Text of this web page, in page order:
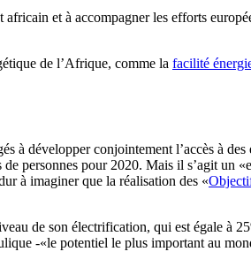
et à accompagner les efforts
de l’Afrique, comme la facilité
à développer conjointement l’accès à
personnes pour 2020. Mais il s’agit un
à imaginer que la réalisation des «
de son électrification, qui est égale à
-«le potentiel le plus important au